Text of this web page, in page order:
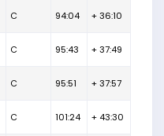
C 94:04 + 36:10
C 95:43 + 37:49
C 95:51 + 37:57
C 101:24 + 43:30